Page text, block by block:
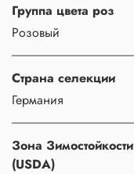
Группа цвета роз
Розовый
Страна селекции
Германия
Зона Зимостойкости
(USDA)